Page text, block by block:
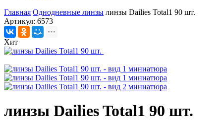
Главная Однодневные линзы линзы Dailies Total1 90 шт.
Артикул: 6573
Хит
линзы Dailies Total1 90 шт.